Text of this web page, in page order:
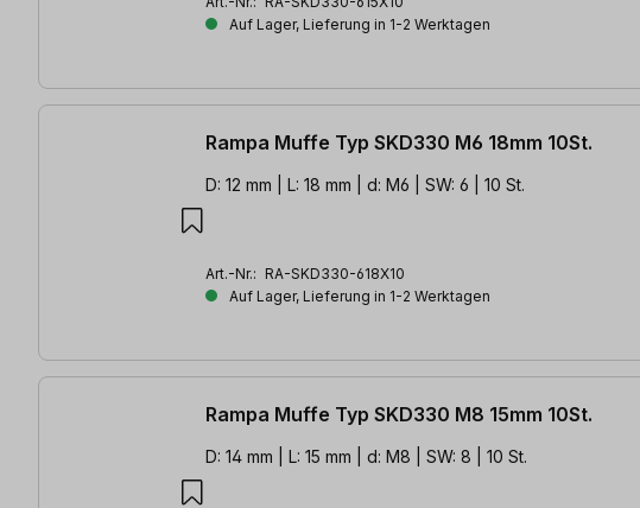
Auf Lager, Lieferung in 1-2 Werktagen
Rampa Muffe Typ SKD330 M6 18mm 10St.
D: 12 mm | L: 18 mm | d: M6 | SW: 6 | 10 St.
Art.-Nr.: RA-SKD330-618X10
Auf Lager, Lieferung in 1-2 Werktagen
Rampa Muffe Typ SKD330 M8 15mm 10St.
D: 14 mm | L: 15 mm | d: M8 | SW: 8 | 10 St.